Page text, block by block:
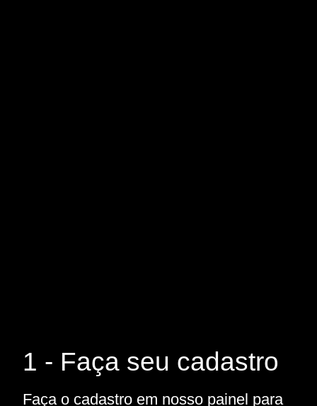
1 - Faça seu cadastro
Faça o cadastro em nosso painel para